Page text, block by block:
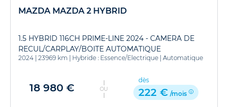
MAZDA MAZDA 2 HYBRID
1.5 HYBRID 116CH PRIME-LINE 2024 - CAMERA DE
RECUL/CARPLAY/BOITE AUTOMATIQUE
2024 23969 km Hybride : Essence/Electrique Automatique
18 980 € OU
dès
222 € /mois